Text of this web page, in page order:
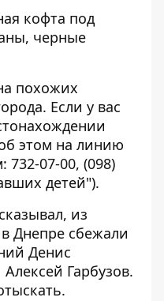
кофта под
черные
похожих
Если у вас
этом на линию
732-07-00, (098)
детей").
из
Днепре сбежали
Денис
Гарбузов.